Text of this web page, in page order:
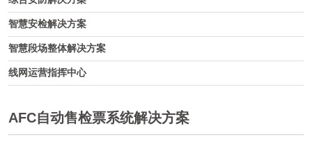
智慧安检解决方案
智慧段场整体解决方案
线网运营指挥中心
AFC自动售检票系统解决方案